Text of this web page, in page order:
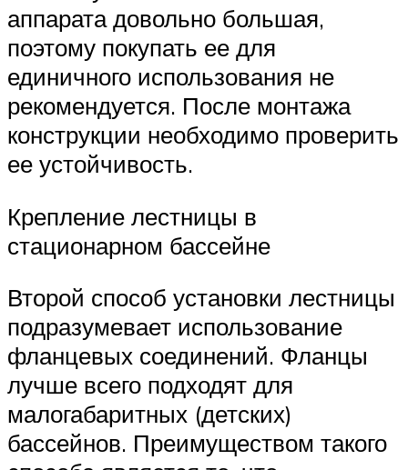
аппарата довольно большая,
поэтому покупать ее для
единичного использования не
рекомендуется. После монтажа
конструкции необходимо проверить
ее устойчивость.
Крепление лестницы в
стационарном бассейне
Второй способ установки лестницы
подразумевает использование
фланцевых соединений. Фланцы
лучше всего подходят для
малогабаритных (детских)
бассейнов. Преимуществом такого